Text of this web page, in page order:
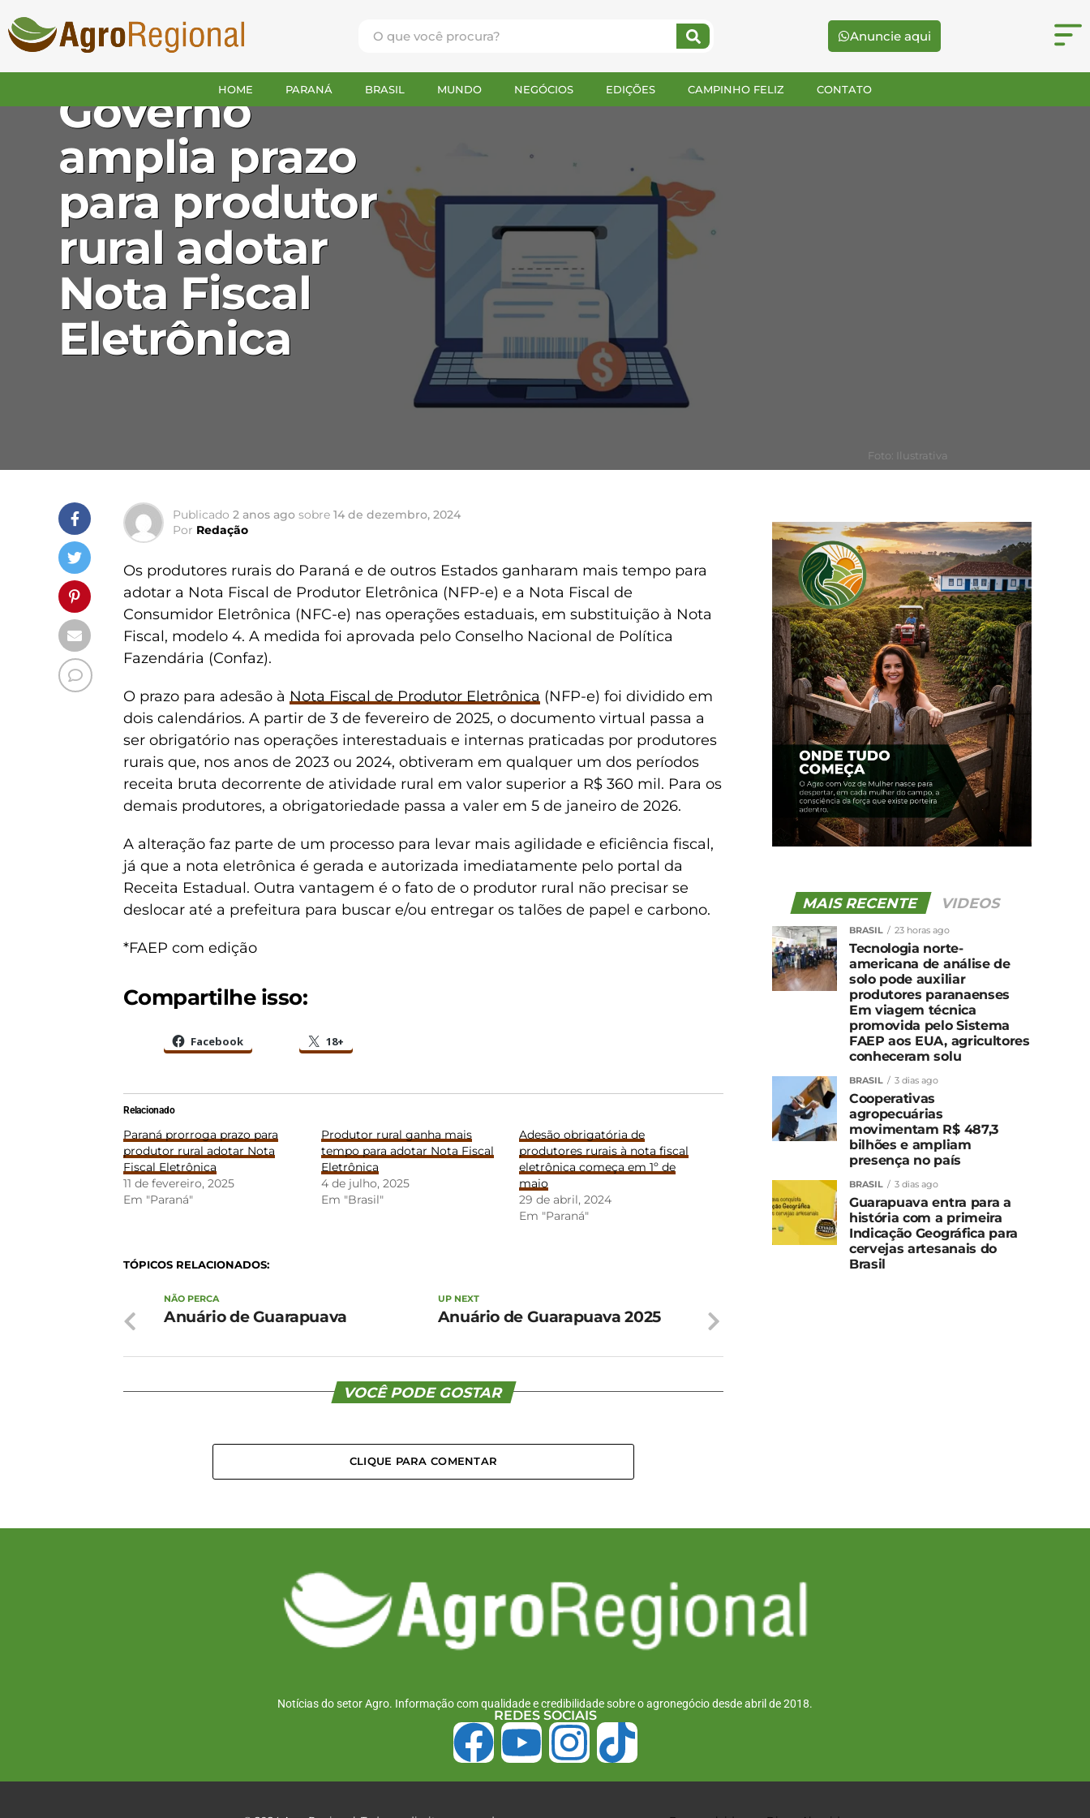
Anuncie aqui
HOME PARANÁ BRASIL MUNDO NEGÓCIOS EDIÇÕES CAMPINHO FELIZ CONTATO
ANUÁRIO GUARAPUAVA
Governo
amplia prazo
para produtor
rural adotar
Nota Fiscal
Eletrônica
Foto: Ilustrativa
Publicado 2 anos ago sobre 14 de dezembro, 2024
Por Redação
Os produtores rurais do Paraná e de outros Estados ganharam mais tempo para
adotar a Nota Fiscal de Produtor Eletrônica (NFP-e) e a Nota Fiscal de
Consumidor Eletrônica (NFC-e) nas operações estaduais, em substituição à Nota
Fiscal, modelo 4. A medida foi aprovada pelo Conselho Nacional de Política
Fazendária (Confaz).
O prazo para adesão à Nota Fiscal de Produtor Eletrônica (NFP-e) foi dividido em
dois calendários. A partir de 3 de fevereiro de 2025, o documento virtual passa a
ser obrigatório nas operações interestaduais e internas praticadas por produtores
rurais que, nos anos de 2023 ou 2024, obtiveram em qualquer um dos períodos
receita bruta decorrente de atividade rural em valor superior a R$ 360 mil. Para os
demais produtores, a obrigatoriedade passa a valer em 5 de janeiro de 2026.
A alteração faz parte de um processo para levar mais agilidade e eficiência fiscal,
já que a nota eletrônica é gerada e autorizada imediatamente pelo portal da
Receita Estadual. Outra vantagem é o fato de o produtor rural não precisar se
deslocar até a prefeitura para buscar e/ou entregar os talões de papel e carbono.
*FAEP com edição
Compartilhe isso:
Facebook 18+
Relacionado
Paraná prorroga prazo para
produtor rural adotar Nota
Fiscal Eletrônica
11 de fevereiro, 2025
Em "Paraná"
Produtor rural ganha mais
tempo para adotar Nota Fiscal
Eletrônica
4 de julho, 2025
Em "Brasil"
Adesão obrigatória de
produtores rurais à nota fiscal
eletrônica começa em 1º de
maio
29 de abril, 2024
Em "Paraná"
TÓPICOS RELACIONADOS:
UP NEXT
Anuário de Guarapuava 2025
NÃO PERCA
Anuário de Guarapuava
VOCÊ PODE GOSTAR
CLIQUE PARA COMENTAR
MAIS RECENTE VIDEOS
BRASIL 23 horas ago
Tecnologia norte-
americana de análise de
solo pode auxiliar
produtores paranaenses
Em viagem técnica
promovida pelo Sistema
FAEP aos EUA, agricultores
conheceram solu
BRASIL 3 dias ago
Cooperativas
agropecuárias
movimentam R$ 487,3
bilhões e ampliam
presença no país
BRASIL 3 dias ago
Guarapuava entra para a
história com a primeira
Indicação Geográfica para
cervejas artesanais do
Brasil
Notícias do setor Agro. Informação com qualidade e credibilidade sobre o agronegócio desde abril de 2018.
REDES SOCIAIS